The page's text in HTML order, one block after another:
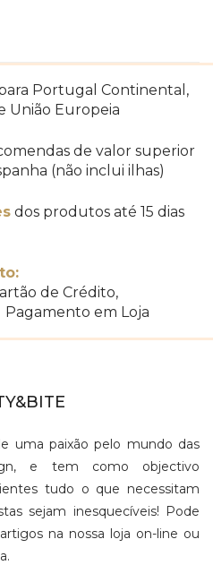
Portugal Continental,
União Europeia
de valor superior
(não inclui ilhas)
dos produtos até 15 dias
de Crédito,
em Loja
uma paixão pelo mundo das
e tem como objectivo
tudo o que necessitam
sejam inesquecíveis! Pode
na nossa loja on-line ou